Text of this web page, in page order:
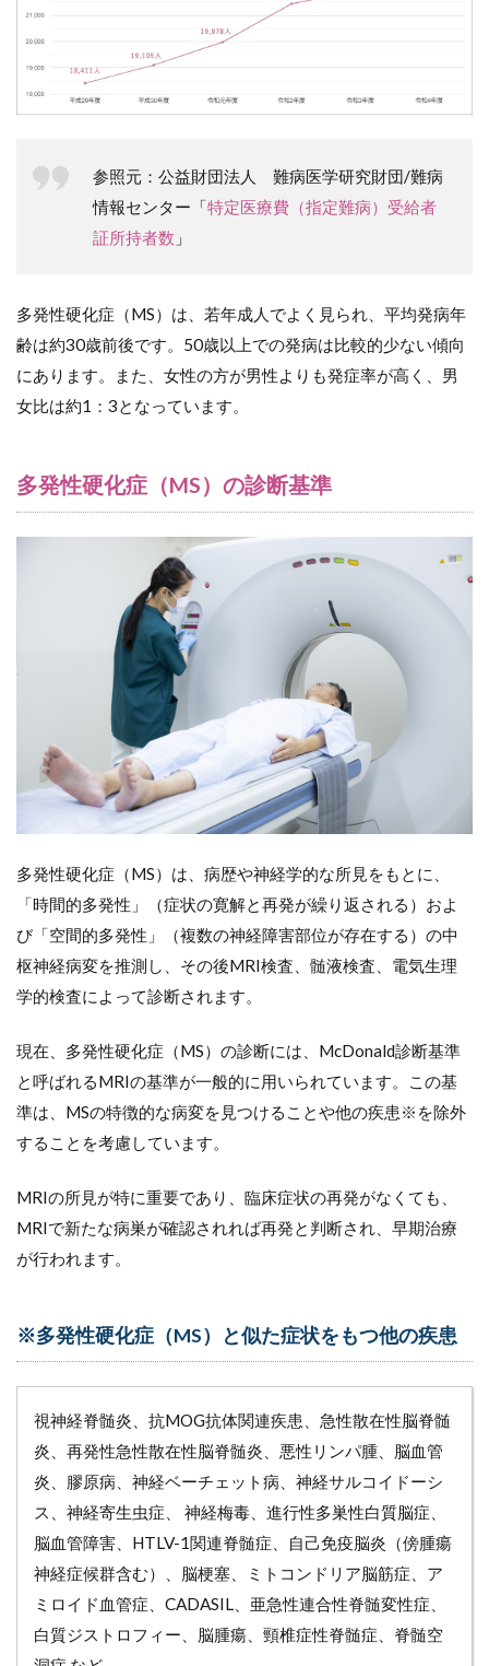
入
お
け
る
ポ
利用者
の日常
不安の
確認
再発や
10
訪問
看護
求め
る利
用者
への
視点
10.1
（１）
かす視
点
10.2
（２）
と不安
への理
若年発
症とラ
イフス
テージ
への理
解
11
多発性
（MS）
の利用
支援の
ポイン
ト
参照元：公益財団法人 難病医学研究財団/難病
情報センター「特定医療費（指定難病）受給者
証所持者数 」
多発性硬化症（MS）は、若年成人でよく見られ、平均発病年
齢は約30歳前後です。50歳以上での発病は比較的少ない傾向
にあります。また、女性の方が男性よりも発症率が高く、男
女比は約1：3となっています。
多発性硬化症（MS）の診断基準
多発性硬化症（MS）は、病歴や神経学的な所見をもとに、
「時間的多発性」（症状の寛解と再発が繰り返される）およ
び「空間的多発性」（複数の神経障害部位が存在する）の中
枢神経病変を推測し、その後MRI検査、髄液検査、電気生理
学的検査によって診断されます。
現在、多発性硬化症（MS）の診断には、McDonald診断基準
と呼ばれるMRIの基準が一般的に用いられています。この基
準は、MSの特徴的な病変を見つけることや他の疾患※を除外
することを考慮しています。
MRIの所見が特に重要であり、臨床症状の再発がなくても、
MRIで新たな病巣が確認されれば再発と判断され、早期治療
が行われます。
※多発性硬化症（MS）と似た症状をもつ他の疾患
視神経脊髄炎、抗MOG抗体関連疾患、急性散在性脳脊髄
炎、再発性急性散在性脳脊髄炎、悪性リンパ腫、脳血管
炎、膠原病、神経ベーチェット病、神経サルコイドーシ
ス、神経寄生虫症、 神経梅毒、進行性多巣性白質脳症、
脳血管障害、HTLV-1関連脊髄症、自己免疫脳炎（傍腫瘍
神経症候群含む）、脳梗塞、ミトコンドリア脳筋症、ア
ミロイド血管症、CADASIL、亜急性連合性脊髄変性症、
白質ジストロフィー、脳腫瘍、頸椎症性脊髄症、脊髄空